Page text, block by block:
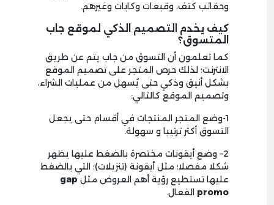
وحقائب كتف، وقبعات وكابات وغيرهم.
كيف يخدم التصميم الذكي لموقع جاب
المتسوق؟
كما تعلمون أن التسوق من جاب يتم عن طريق
الانترنت؛ لذلك حرص المتجر على تصميم الموقع
بشكل أنيق وذكي حتى يُسهل من عمليات الشراء،
وتصميم الموقع كالتالي:
1-وضع المتجر المنتجات في أقسام حتى يجعل
التسوق أكثر ترتيبا و سهولة.
2– وضع أيقونات مختصرة بالضغط عليها يظهر
شكلا مفصلا؛ مثل أيقونة (تنزيلات)؛ التي بالضغط
عليها تستطيع رؤية أهم العروض مثل gap
promo الفعال.